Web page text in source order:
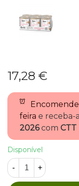
17,28 €
feira e receba-a
2026 com
Disponível
- +